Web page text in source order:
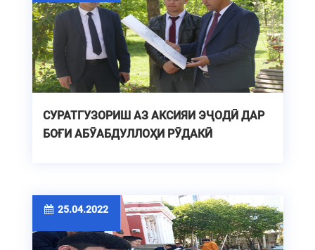
СУРАТГУЗОРИШ АЗ АКСИЯИ ЭҶОДӢ ДАР
БОҒИ АБӮАБДУЛЛОҲИ РӮДАКӢ
25.04.2022